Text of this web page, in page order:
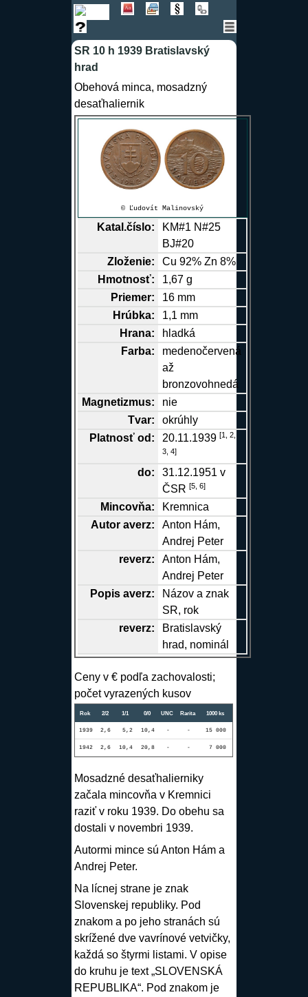
SR 10 h 1939 Bratislavský
hrad
Obehová minca, mosadzný
desaťhaliernik
© Ľudovít Malinovský
Katal.číslo:
KM#1 N#25
BJ#20
Zloženie:
Cu 92%Zn 8%
Hmotnosť:
1,67 g
Priemer:
16 mm
Hrúbka:
1,1 mm
Hrana:
hladká
Farba:
medenočervená
až
bronzovohnedá
Magnetizmus:
nie
Tvar:
okrúhly
Platnosť od:
20.11.1939[1,
2,
3, 4]
do:
31.12.1951 v
ČSR[5, 6]
Mincovňa:
Kremnica
Autor averz: Anton Hám,
Andrej Peter
reverz: Anton Hám,
Andrej Peter
Popis averz:
Názov a znak
SR, rok
reverz:
Bratislavský
hrad, nominál
Ceny v € podľa zachovalosti;
počet vyrazených kusov
Rok 2/2 1/1 0/0 UNC Rarita 1000 ks
1939 2,6 5,2 10,4 - - 15 000
1942 2,6 10,4 20,8 - - 7 000
Mosadzné desaťhalierniky
začala mincovňa v Kremnici
raziť v roku 1939. Do obehu sa
dostali v novembri 1939.
Autormi mince sú Anton Hám a
Andrej Peter.
Na lícnej strane je znak
Slovenskej republiky. Pod
znakom a po jeho stranách sú
skrížené dve vavrínové vetvičky,
každá so štyrmi listami. V opise
do kruhu je text „SLOVENSKÁ
REPUBLIKA“. Pod znakom je